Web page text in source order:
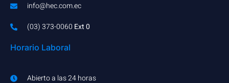
info@hec.com.ec
(03) 373-0060​ Ext 0
Horario Laboral
Abierto a las 24 horas